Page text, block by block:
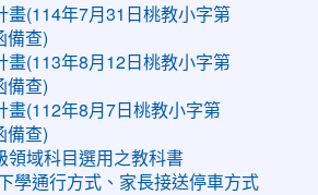
畫(114年7月31日桃教小字第
備查)
畫(113年8月12日桃教小字第
備查)
畫(112年8月7日桃教小字第
備查)
領域科目選用之教科書
學通行方式、家長接送停車方式